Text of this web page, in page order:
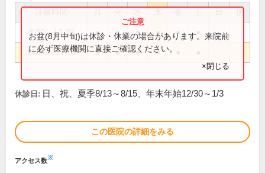
祝
8:30～12:30 ● ● ● ● ●
14:30～17:30 ● ● ● ●
お盆(8月中旬)は休診・休業の場合があります。来院前
に必ず医療機関に直接ご確認ください。
×閉じる
休診日: 日、祝、夏季8/13～8/15、年末年始12/30～1/3
この医院の詳細をみる
アクセス数※